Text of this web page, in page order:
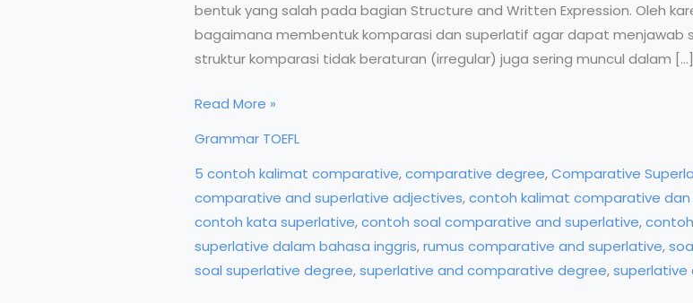
bentuk yang salah pada bagian Structure and Written Expression. Oleh
bagaimana membentuk komparasi dan superlatif agar dapat menjawab
struktur komparasi tidak beraturan (irregular) juga sering muncul dalam […]
Comparative
Grammar
Bahasa
Inggris
Read More »
Grammar TOEFL
5 contoh kalimat comparative,comparative degree,Comparative
comparative and superlative adjectives,contoh kalimat comparative dan
contoh kata superlative,contoh soal comparative and superlative,
superlative dalam bahasa inggris,rumus comparative and superlative,
soal superlative degree,superlative and comparative degree,superlative